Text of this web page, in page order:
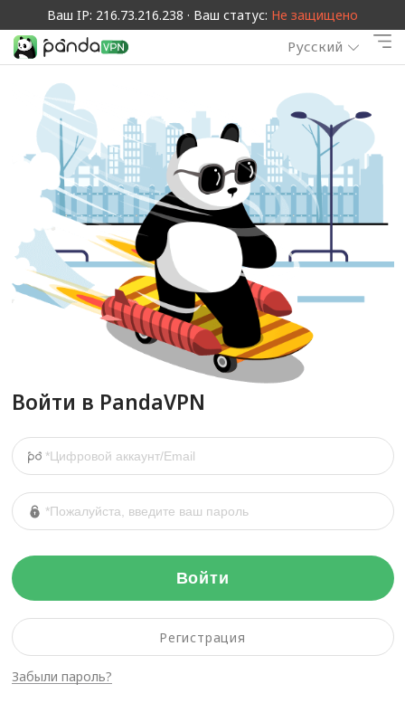
Ваш IP: 216.73.216.238 · Ваш статус: Не защищено
Русский
Войти в PandaVPN
Войти
Забыли пароль?
Регистрация